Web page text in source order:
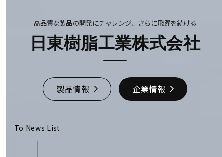
高品質な製品の開発にチャレンジ、さらに飛躍を続ける
日東樹脂工業株式会社
製品情報 企業情報
To News List